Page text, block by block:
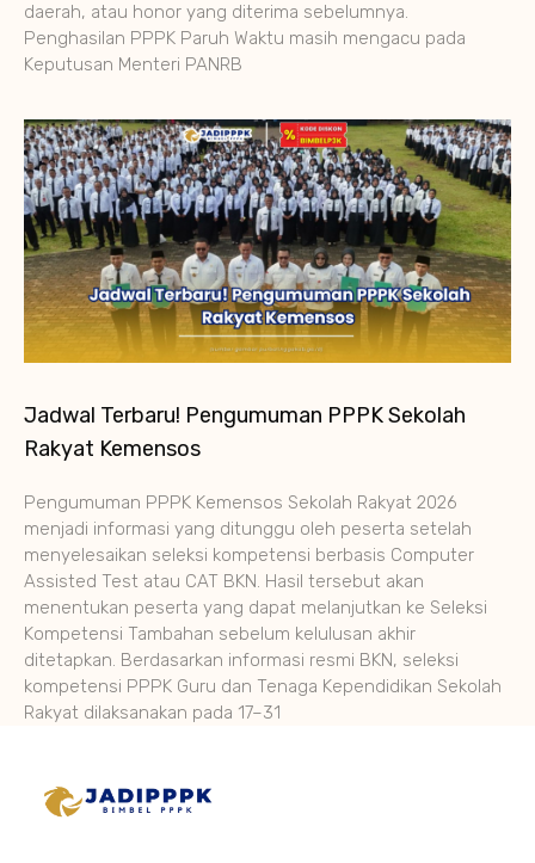
daerah, atau honor yang diterima sebelumnya.
Penghasilan PPPK Paruh Waktu masih mengacu pada
Keputusan Menteri PANRB
Jadwal Terbaru! Pengumuman PPPK Sekolah
Rakyat Kemensos
Pengumuman PPPK Kemensos Sekolah Rakyat 2026
menjadi informasi yang ditunggu oleh peserta setelah
menyelesaikan seleksi kompetensi berbasis Computer
Assisted Test atau CAT BKN. Hasil tersebut akan
menentukan peserta yang dapat melanjutkan ke Seleksi
Kompetensi Tambahan sebelum kelulusan akhir
ditetapkan. Berdasarkan informasi resmi BKN, seleksi
kompetensi PPPK Guru dan Tenaga Kependidikan Sekolah
Rakyat dilaksanakan pada 17–31